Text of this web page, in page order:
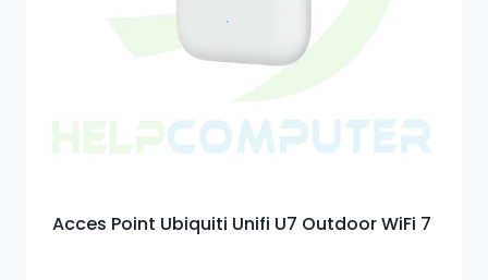
Acces Point Ubiquiti Unifi U7 Outdoor WiFi 7